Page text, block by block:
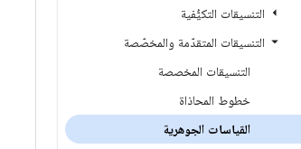
التنسيقات التكيُّفية
التنسيقات المتقدّمة والمخصّصة
التنسيقات المخصصة
خطوط المحاذاة
القياسات الجوهرية